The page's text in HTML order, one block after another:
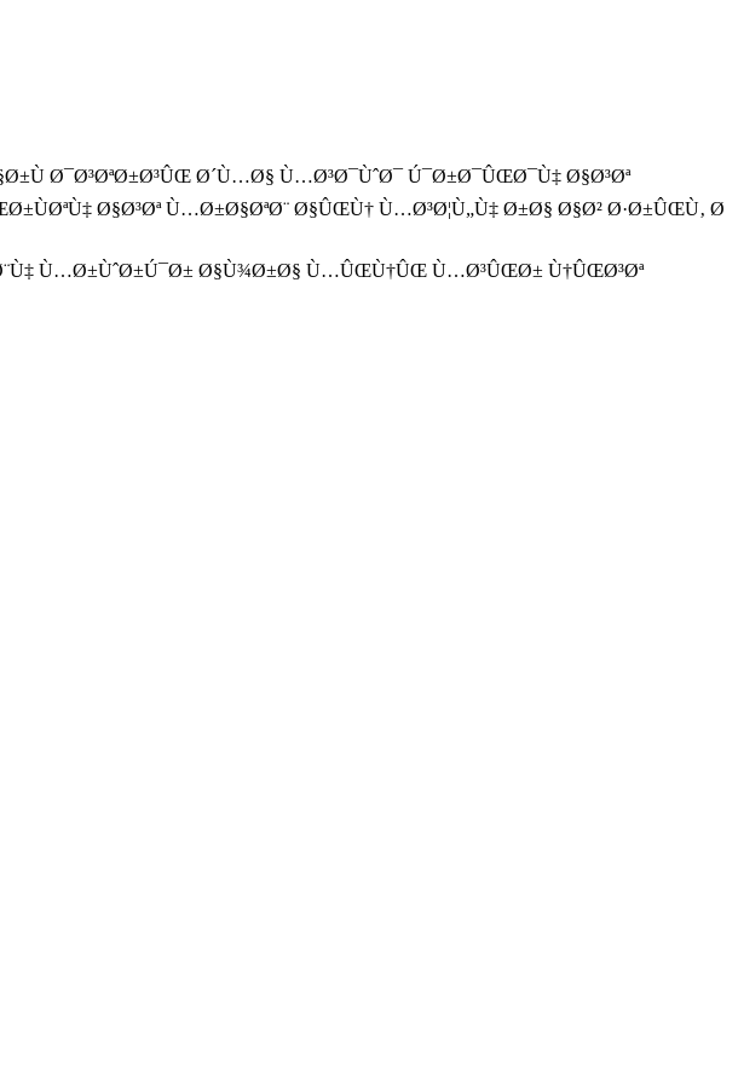
Ø¯Ø³ØªØ±Ø³ÛŒ Ø´Ù…Ø§ Ù…Ø³Ø¯ÙˆØ¯ Ú¯Ø±Ø¯ÛŒØ¯Ù‡ Ø§Ø³Øª
Ø§Ø³Øª Ù…Ø±Ø§ØªØ¨ Ø§ÛŒÙ† Ù…Ø³Ø¦Ù„Ù‡ Ø±Ø§ Ø§Ø² Ø·Ø±ÛŒÙ‚ Ø
Ù…Ø±ÙˆØ±Ú¯Ø± Ø§Ù¾Ø±Ø§ Ù…ÛŒÙ†ÛŒ Ù…Ø³ÛŒØ± Ù†ÛŒØ³Øª